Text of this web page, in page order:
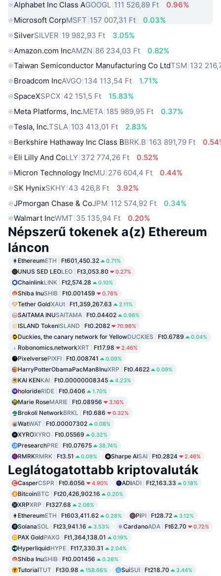
Alphabet Inc Class AGOOGL 111 526,89 Ft
0.96%
Microsoft CorpMSFT 157 007,31 Ft
0.03%
SilverSILVER 19 982,93 Ft
3.05%
Amazon.com IncAMZN 86 234,03 Ft
0.82%
Taiwan Semiconductor Manufacturing Co LtdTSM 132
Broadcom IncAVGO 134 113,54 Ft
1.71%
SpaceXSPCX 42 151,5 Ft
15.83%
Meta Platforms, Inc.META 185 989,95 Ft
0.37%
Tesla, Inc.TSLA 103 413,01 Ft
2.83%
Berkshire Hathaway Inc Class BBRK.B 163 891,79 Ft
Eli Lilly And CoLLY 372 774,26 Ft
0.52%
Micron Technology IncMU 276 604,4 Ft
0.44%
SK HynixSKHY 43 426,8 Ft
3.92%
JPmorgan Chase & CoJPM 112 574,92 Ft
0.34%
Walmart IncWMT 35 135,94 Ft 0.20%
Népszerű tokenek a(z) Ethereum
láncon
EthereumETH Ft601,450.32 0.71%
UNUS SED LEOLEO Ft3,053.80 0.27%
ChainlinkLINK Ft2,574.28 0.10%
Shiba InuSHIB Ft0.001459 0.76%
Tether GoldXAUt Ft1,359,267.63 2.11%
SAITAMA INUSAITAMA Ft0.04402 0.96%
ISLAND TokenISLAND Ft0.2082 70.98%
Duckies, the canary network for YellowDUCKIES Ft0.6789 0.04%
Robonomics.networkXRT Ft17.98 2.46%
PixelversePIXFI Ft0.008741 0.09%
HarryPotterObamaPacMan8InuXRP Ft0.4622 0.09%
KAI KENKAI Ft0.00000008345 4.23%
holorideRIDE Ft0.0406 1.70%
Marie RoseMARIE Ft0.08956 3.16%
Brokoli NetworkBRKL Ft0.686 0.32%
WatWAT Ft0.00007302 0.08%
XYROXYRO Ft0.05569 0.32%
PresearchPRE Ft0.07675 38.74%
RMRKRMRK Ft3.51 0.09% Sharpe AISAI Ft0.2824 2.46%
Leglátogatottabb kriptovaluták
CasperCSPR Ft0.6056 4.90% ADIADI Ft2,163.33 0.18%
BitcoinBTC Ft20,426,902.16 0.20%
XRPXRP Ft327.68 2.06%
EthereumETH Ft603,411.62 0.28% PiPI Ft28.72 3.12%
SolanaSOL Ft23,941.16 3.53% CardanoADA Ft62.70 0.72%
PAX GoldPAXG Ft1,364,138.01 0.19%
HyperliquidHYPE Ft17,330.31 2.04%
Shiba InuSHIB Ft0.001456 0.26%
TutorialTUT Ft30.98 158.66% SuiSUI Ft218.70 3.44%